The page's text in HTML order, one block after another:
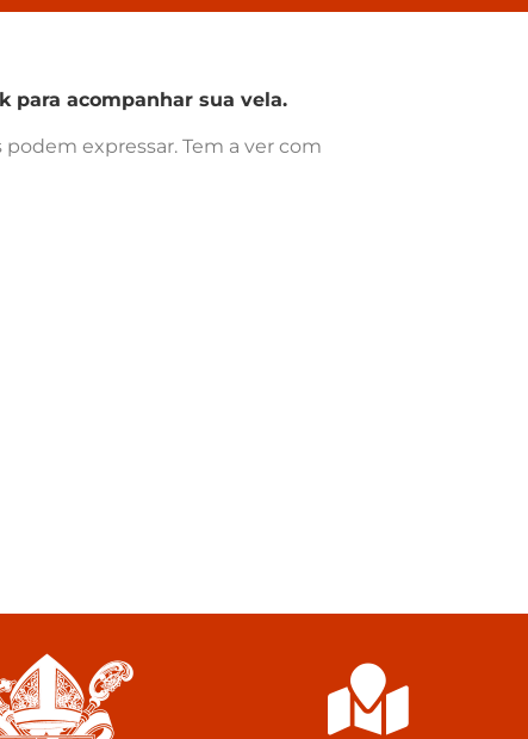
para acompanhar sua vela.
expressar. Tem a ver com